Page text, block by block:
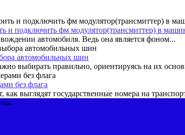
и подключить фм модулятор(трансмиттер) в
автомобиля. Ведь она является фоном...
автомобильных шин
выбирать правильно, ориентируясь на их
без флага
как выглядят государственные номера на